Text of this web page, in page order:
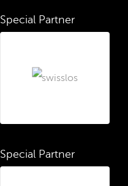
Special Partner
Special Partner